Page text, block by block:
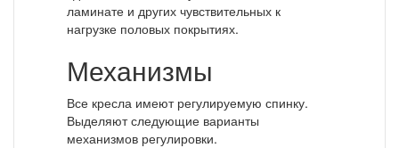
ламинате и других чувствительных к
нагрузке половых покрытиях.
Механизмы
Все кресла имеют регулируемую спинку.
Выделяют следующие варианты
механизмов регулировки.